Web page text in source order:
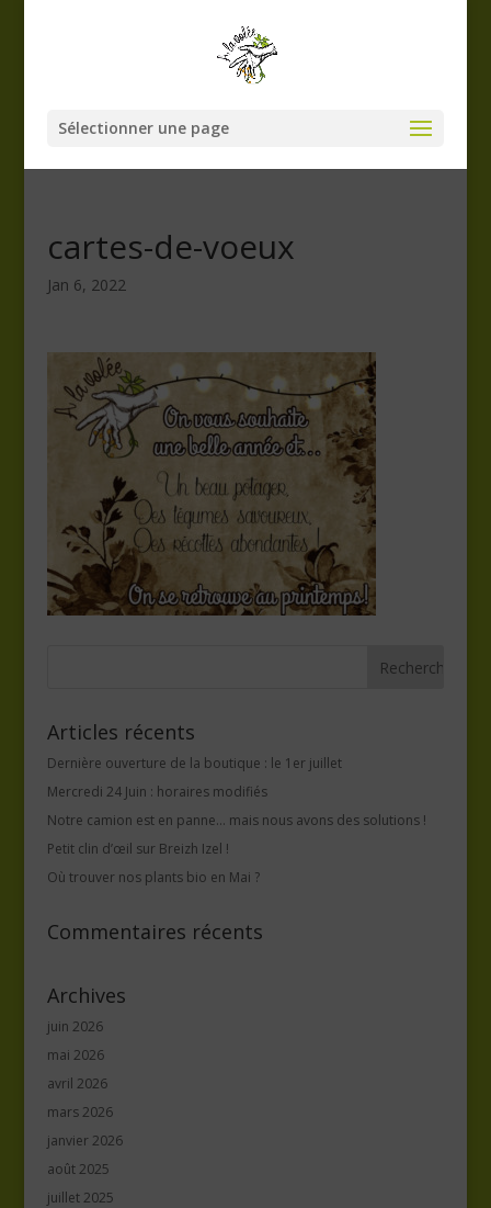
Sélectionner une page
cartes-de-voeux
Jan 6, 2022
Articles récents
Dernière ouverture de la boutique : le 1er juillet
Mercredi 24 Juin : horaires modifiés
Notre camion est en panne… mais nous avons des solutions !
Petit clin d’œil sur Breizh Izel !
Où trouver nos plants bio en Mai ?
Commentaires récents
Archives
juin 2026
mai 2026
avril 2026
mars 2026
janvier 2026
août 2025
juillet 2025